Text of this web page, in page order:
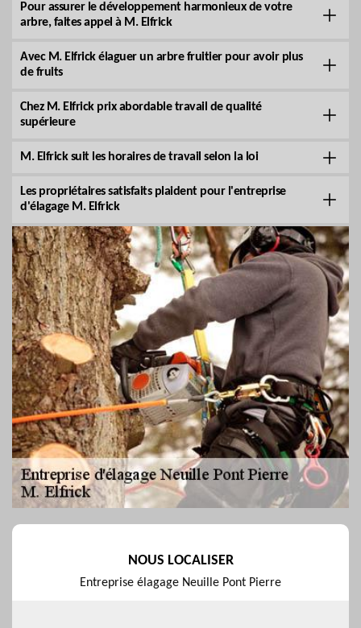
Pour assurer le développement harmonieux de votre
arbre, faites appel à M. Elfrick
Avec M. Elfrick élaguer un arbre fruitier pour avoir plus
de fruits
Chez M. Elfrick prix abordable travail de qualité
supérieure
M. Elfrick suit les horaires de travail selon la loi
Les propriétaires satisfaits plaident pour l'entreprise
d'élagage M. Elfrick
NOUS LOCALISER
Entreprise élagage Neuille Pont Pierre